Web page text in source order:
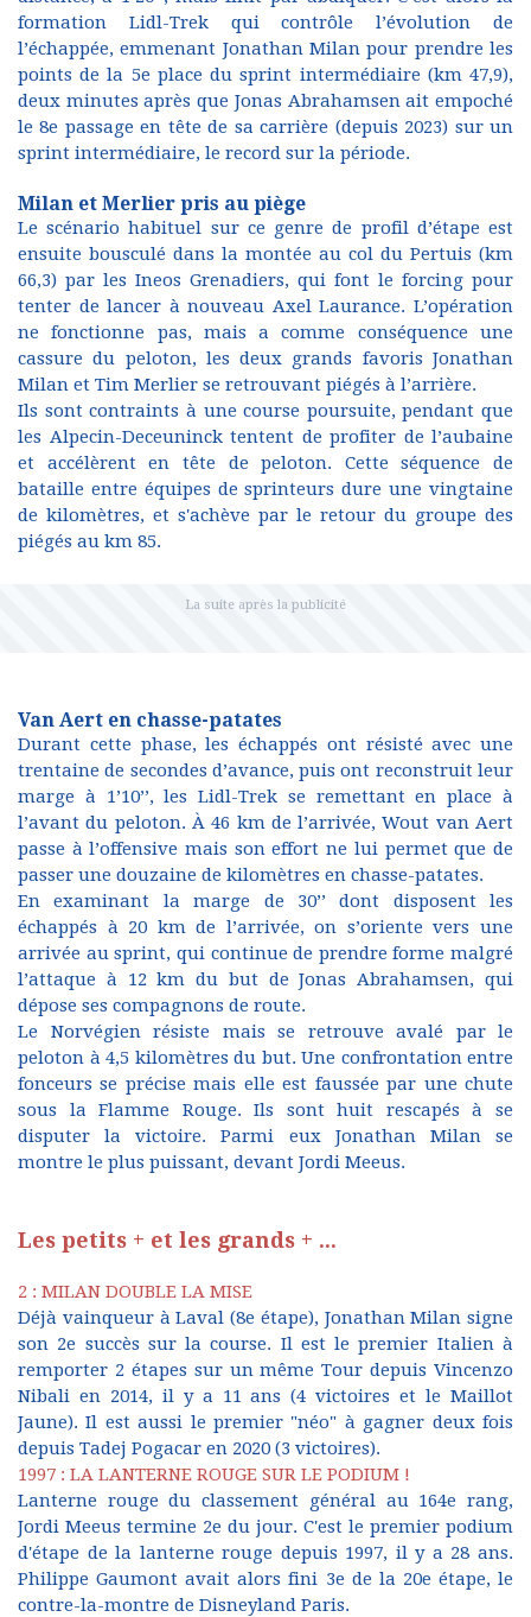
formation Lidl-Trek qui contrôle l’évolution de
l’échappée, emmenant Jonathan Milan pour prendre les
points de la 5e place du sprint intermédiaire (km 47,9),
deux minutes après que Jonas Abrahamsen ait empoché
le 8e passage en tête de sa carrière (depuis 2023) sur un
sprint intermédiaire, le record sur la période.
Milan et Merlier pris au piège
Le scénario habituel sur ce genre de profil d’étape est
ensuite bousculé dans la montée au col du Pertuis (km
66,3) par les Ineos Grenadiers, qui font le forcing pour
tenter de lancer à nouveau Axel Laurance. L’opération
ne fonctionne pas, mais a comme conséquence une
cassure du peloton, les deux grands favoris Jonathan
Milan et Tim Merlier se retrouvant piégés à l’arrière.
Ils sont contraints à une course poursuite, pendant que
les Alpecin-Deceuninck tentent de profiter de l’aubaine
et accélèrent en tête de peloton. Cette séquence de
bataille entre équipes de sprinteurs dure une vingtaine
de kilomètres, et s'achève par le retour du groupe des
piégés au km 85.
Van Aert en chasse-patates
Durant cette phase, les échappés ont résisté avec une
trentaine de secondes d’avance, puis ont reconstruit leur
marge à 1’10’’, les Lidl-Trek se remettant en place à
l’avant du peloton. À 46 km de l’arrivée, Wout van Aert
passe à l’offensive mais son effort ne lui permet que de
passer une douzaine de kilomètres en chasse-patates.
En examinant la marge de 30’’ dont disposent les
échappés à 20 km de l’arrivée, on s’oriente vers une
arrivée au sprint, qui continue de prendre forme malgré
l’attaque à 12 km du but de Jonas Abrahamsen, qui
dépose ses compagnons de route.
Le Norvégien résiste mais se retrouve avalé par le
peloton à 4,5 kilomètres du but. Une confrontation entre
fonceurs se précise mais elle est faussée par une chute
sous la Flamme Rouge. Ils sont huit rescapés à se
disputer la victoire. Parmi eux Jonathan Milan se
montre le plus puissant, devant Jordi Meeus.
Les petits + et les grands + ...
2 : MILAN DOUBLE LA MISE
Déjà vainqueur à Laval (8e étape), Jonathan Milan signe
son 2e succès sur la course. Il est le premier Italien à
remporter 2 étapes sur un même Tour depuis Vincenzo
Nibali en 2014, il y a 11 ans (4 victoires et le Maillot
Jaune). Il est aussi le premier "néo" à gagner deux fois
depuis Tadej Pogacar en 2020 (3 victoires).
1997 : LA LANTERNE ROUGE SUR LE PODIUM !
Lanterne rouge du classement général au 164e rang,
Jordi Meeus termine 2e du jour. C'est le premier podium
d'étape de la lanterne rouge depuis 1997, il y a 28 ans.
Philippe Gaumont avait alors fini 3e de la 20e étape, le
contre-la-montre de Disneyland Paris.